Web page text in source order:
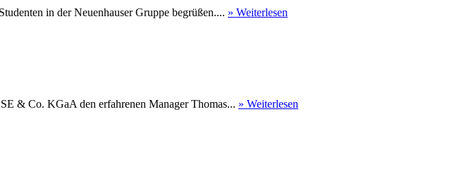
in der Neuenhauser Gruppe begrüßen.... » Weiterlesen
& Co. KGaA den erfahrenen Manager Thomas... » Weiterlesen